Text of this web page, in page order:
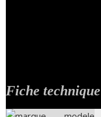
Fiche technique